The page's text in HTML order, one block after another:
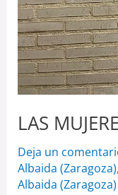
LAS
Deja un
Albaida (Zaragoza),
Albaida (Zaragoza)